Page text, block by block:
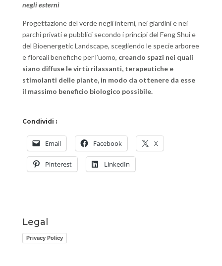
negli esterni
Progettazione del verde negli interni, nei giardini e nei
parchi privati e pubblici secondo i principi del Feng Shui e
del Bioenergetic Landscape, scegliendo le specie arboree
e floreali benefiche per l’uomo, creando spazi nei quali
siano diffuse le virtù rilassanti, terapeutiche e
stimolanti delle piante, in modo da ottenere da esse
il massimo beneficio biologico possibile.
Condividi :
Email Facebook X
Pinterest LinkedIn
Legal
Privacy Policy